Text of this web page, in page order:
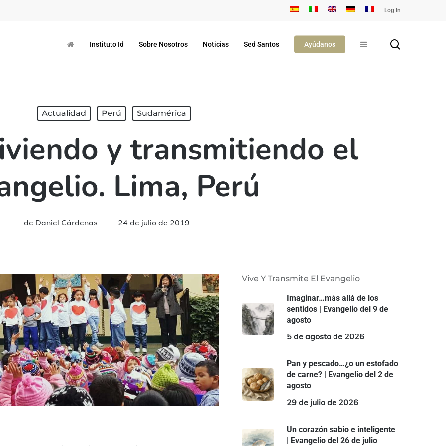
Log In
Instituto Id Sobre Nosotros Noticias Sed Santos Ayúdanos
Actualidad Perú Sudamérica
y transmitiendo el
Lima, Perú
de Daniel Cárdenas 24 de julio de 2019
Vive Y Transmite El Evangelio
Imaginar…más allá de los
sentidos | Evangelio del 9 de
agosto
5 de agosto de 2026
Pan y pescado…¿o un estofado
de carne? | Evangelio del 2 de
agosto
29 de julio de 2026
Un corazón sabio e inteligente
| Evangelio del 26 de julio